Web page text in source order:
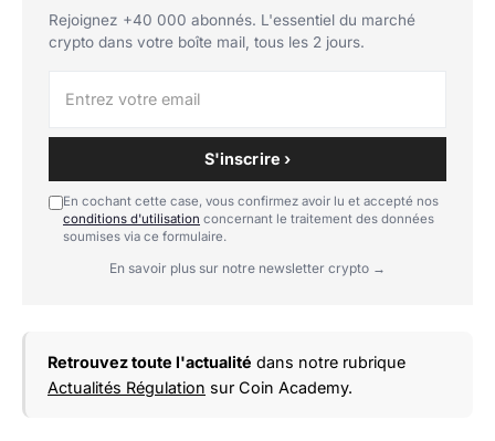
Rejoignez +40 000 abonnés. L'essentiel du marché
crypto dans votre boîte mail, tous les 2 jours.
S'inscrire ›
En cochant cette case, vous confirmez avoir lu et accepté nos
conditions d'utilisation concernant le traitement des données
soumises via ce formulaire.
En savoir plus sur notre newsletter crypto →
Retrouvez toute l'actualité dans notre rubrique
Actualités Régulation sur Coin Academy.